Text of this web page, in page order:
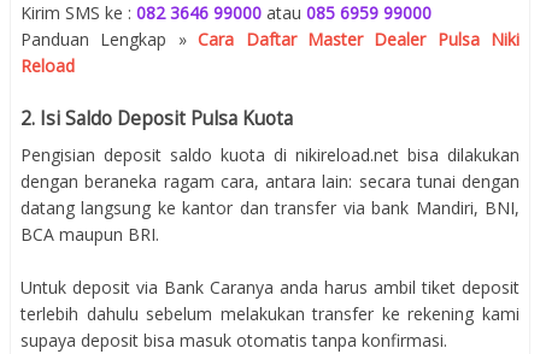
Kirim SMS ke : 082 3646 99000 atau 085 6959 99000
Panduan Lengkap »Cara Daftar Master Dealer Pulsa Niki
Reload
2. Isi Saldo Deposit Pulsa Kuota
Pengisian deposit saldo kuota di nikireload.net bisa dilakukan
dengan beraneka ragam cara, antara lain: secara tunai dengan
datang langsung ke kantor dan transfer via bank Mandiri, BNI,
BCA maupun BRI.
Untuk deposit via Bank Caranya anda harus ambil tiket deposit
terlebih dahulu sebelum melakukan transfer ke rekening kami
supaya deposit bisa masuk otomatis tanpa konfirmasi.